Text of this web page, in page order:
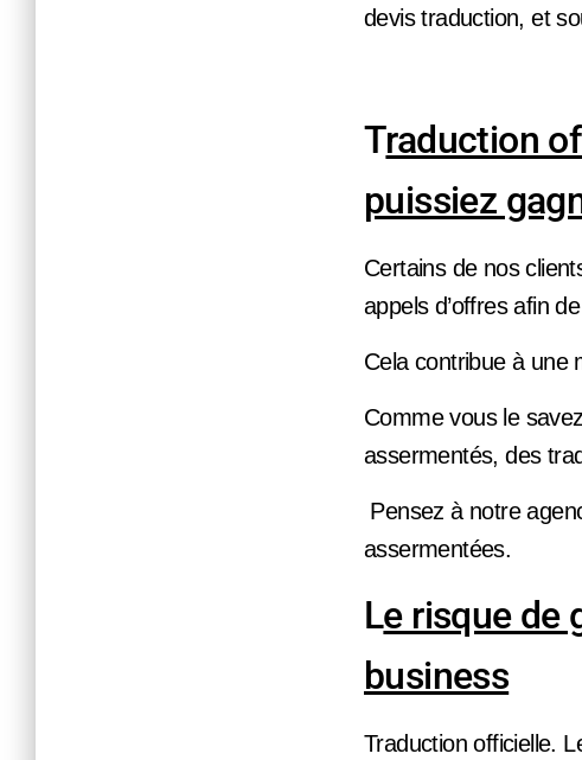
devis traduction, et
Traduction
puissiez
Certains de nos
appels d’offres afin
Cela contribue à une
Comme vous le
assermentés, des
Pensez à notre
assermentées.
Le risque de
business
Traduction officielle.